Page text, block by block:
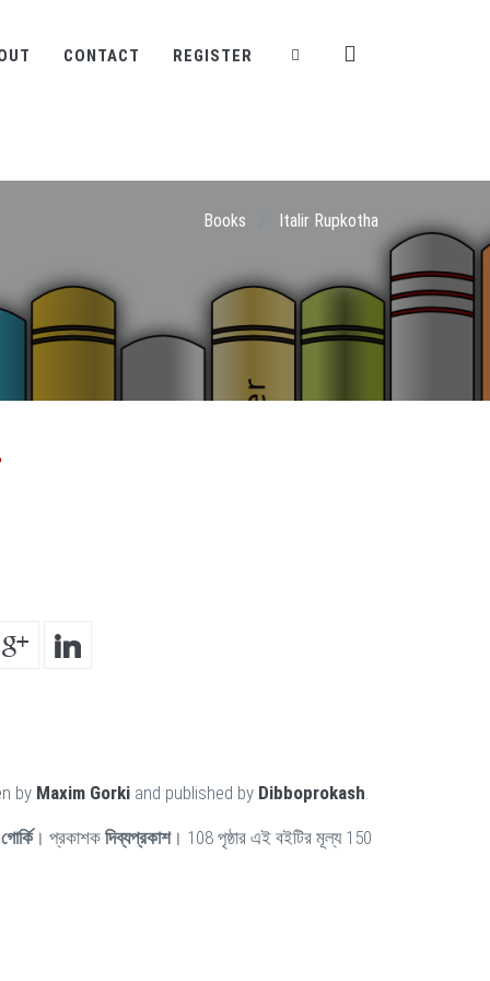
CONTACT REGISTER
Books Italir Rupkotha
by Maxim Gorki and published by Dibboprokash.
। প্রকাশক দিব্যপ্রকাশ। 108 পৃষ্ঠার এই বইটির মূল্য 150